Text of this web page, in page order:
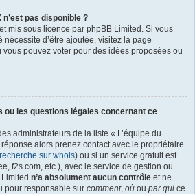
pas disponible ?
mis sous licence par phpBB Limited. Si vous
nécessite d’être ajoutée, visitez la page
vous pouvez voter pour des idées proposées ou
ou les questions légales concernant ce
administrateurs de la liste « L’équipe du
alors prenez contact avec le propriétaire
recherche sur whois) ou si un service gratuit est
f2s.com, etc.), avec le service de gestion ou
n’a absolument aucun contrôle et ne
pour responsable sur comment, où ou par qui ce